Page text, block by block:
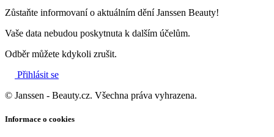
Zůstaňte informovaní o aktuálním dění Janssen Beauty!
Vaše data nebudou poskytnuta k dalším účelům.
Odběr můžete kdykoli zrušit.
Přihlásit se
© Janssen - Beauty.cz. Všechna práva vyhrazena.
Informace o cookies